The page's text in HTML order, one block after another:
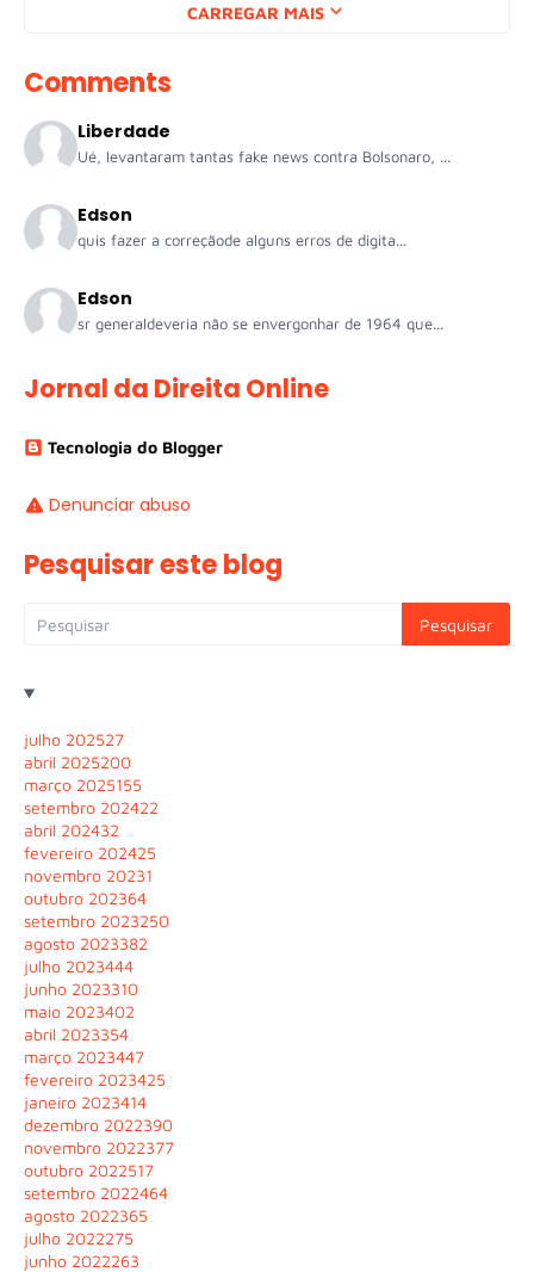
CARREGAR MAIS
Comments
Liberdade
Ué, levantaram tantas fake news contra Bolsonaro, ...
Edson
quis fazer a correçãode alguns erros de digita...
Edson
sr generaldeveria não se envergonhar de 1964 que...
Jornal da Direita Online
Tecnologia do Blogger
Denunciar abuso
Pesquisar este blog
julho 202527
abril 2025200
março 2025155
setembro 202422
abril 202432
fevereiro 202425
novembro 20231
outubro 202364
setembro 2023250
agosto 2023382
julho 2023444
junho 2023310
maio 2023402
abril 2023354
março 2023447
fevereiro 2023425
janeiro 2023414
dezembro 2022390
novembro 2022377
outubro 2022517
setembro 2022464
agosto 2022365
julho 2022275
junho 2022263